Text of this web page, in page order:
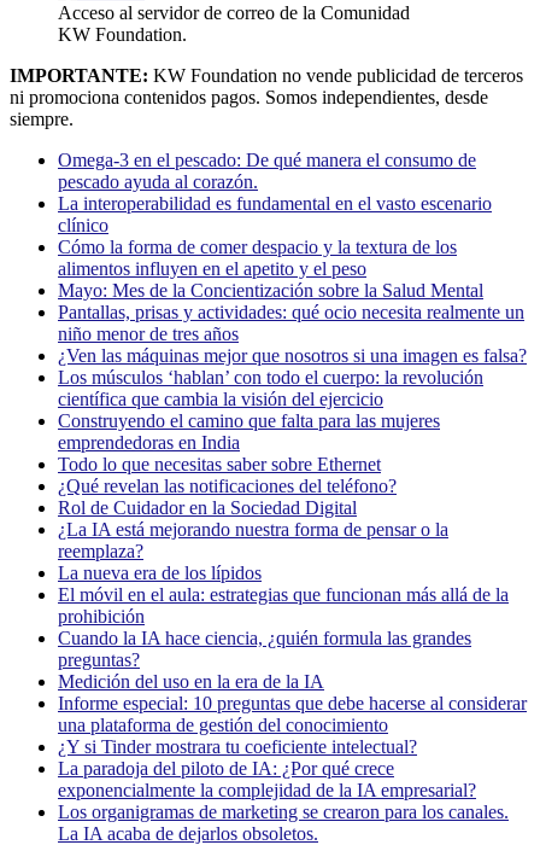
Acceso al servidor de correo de la Comunidad
KW Foundation.
IMPORTANTE: KW Foundation no vende publicidad de terceros
ni promociona contenidos pagos. Somos independientes, desde
siempre.
Omega-3 en el pescado: De qué manera el consumo de
pescado ayuda al corazón.
La interoperabilidad es fundamental en el vasto escenario
clínico
Cómo la forma de comer despacio y la textura de los
alimentos influyen en el apetito y el peso
Mayo: Mes de la Concientización sobre la Salud Mental
Pantallas, prisas y actividades: qué ocio necesita realmente un
niño menor de tres años
¿Ven las máquinas mejor que nosotros si una imagen es falsa?
Los músculos ‘hablan’ con todo el cuerpo: la revolución
científica que cambia la visión del ejercicio
Construyendo el camino que falta para las mujeres
emprendedoras en India
Todo lo que necesitas saber sobre Ethernet
¿Qué revelan las notificaciones del teléfono?
Rol de Cuidador en la Sociedad Digital
¿La IA está mejorando nuestra forma de pensar o la
reemplaza?
La nueva era de los lípidos
El móvil en el aula: estrategias que funcionan más allá de la
prohibición
Cuando la IA hace ciencia, ¿quién formula las grandes
preguntas?
Medición del uso en la era de la IA
Informe especial: 10 preguntas que debe hacerse al considerar
una plataforma de gestión del conocimiento
¿Y si Tinder mostrara tu coeficiente intelectual?
La paradoja del piloto de IA: ¿Por qué crece
exponencialmente la complejidad de la IA empresarial?
Los organigramas de marketing se crearon para los canales.
La IA acaba de dejarlos obsoletos.